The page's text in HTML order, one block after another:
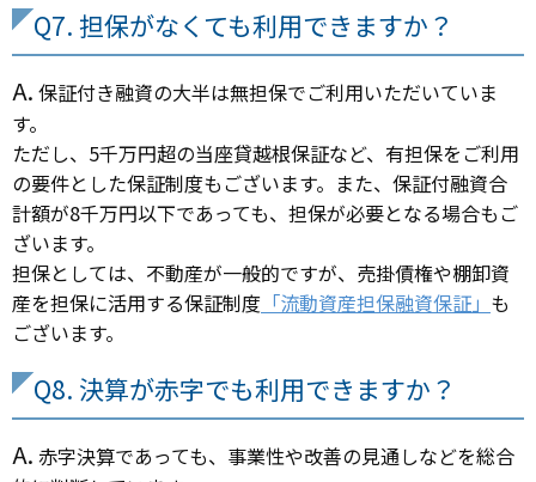
Q7. 担保がなくても利用できますか？
A. 保証付き融資の大半は無担保でご利用いただいていま
す。
ただし、5千万円超の当座貸越根保証など、有担保をご利用
の要件とした保証制度もございます。また、保証付融資合
計額が8千万円以下であっても、担保が必要となる場合もご
ざいます。
担保としては、不動産が一般的ですが、売掛債権や棚卸資
産を担保に活用する保証制度 「流動資産担保融資保証」 も
ございます。
Q8. 決算が赤字でも利用できますか？
A. 赤字決算であっても、事業性や改善の見通しなどを総合